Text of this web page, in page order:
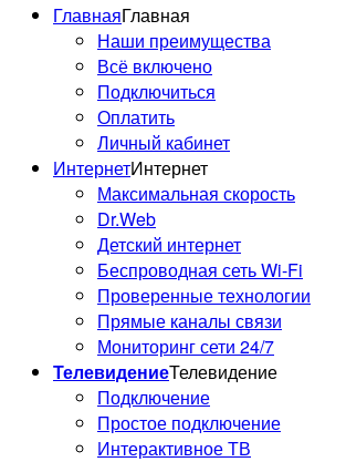
ГлавнаяГлавная
Наши преимущества
Всё включено
Подключиться
Оплатить
Личный кабинет
ИнтернетИнтернет
Максимальная скорость
Dr.Web
Детский интернет
Беспроводная сеть Wi-Fi
Проверенные технологии
Прямые каналы связи
Мониторинг сети 24/7
ТелевидениеТелевидение
Подключение
Простое подключение
Интерактивное ТВ